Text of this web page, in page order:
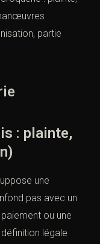
partie
: plainte,
une
pas avec un
ou une
légale